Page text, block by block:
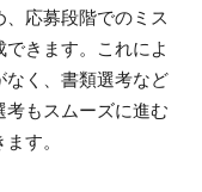
応募段階でのミス
きます。これによ
なく、書類選考など
もスムーズに進む
す。